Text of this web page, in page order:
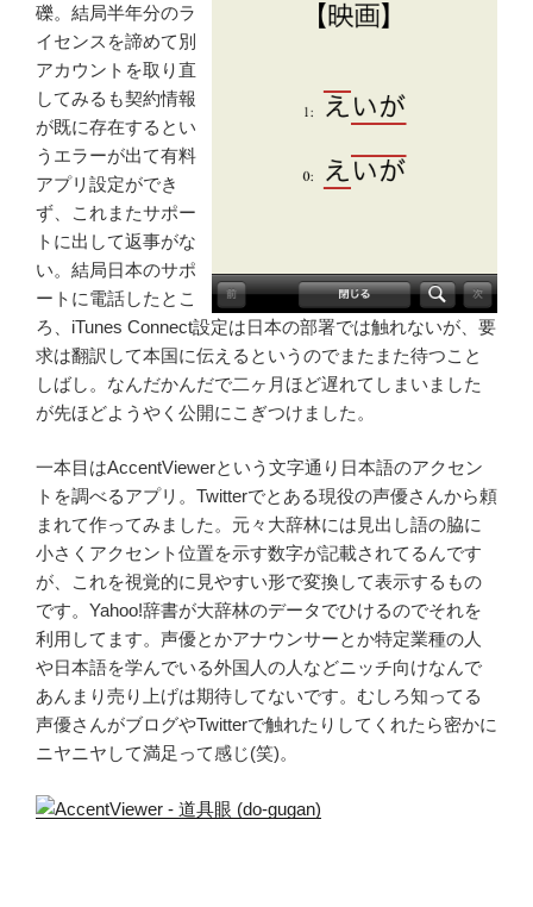
礫。結局半年分のラ
イセンスを諦めて別
アカウントを取り直
してみるも契約情報
が既に存在するとい
うエラーが出て有料
アプリ設定ができ
ず、これまたサポー
トに出して返事がな
い。結局日本のサポ
ートに電話したとこ
ろ、iTunes Connect設定は日本の部署では触れないが、要
求は翻訳して本国に伝えるというのでまたまた待つこと
しばし。なんだかんだで二ヶ月ほど遅れてしまいました
が先ほどようやく公開にこぎつけました。
一本目はAccentViewerという文字通り日本語のアクセン
トを調べるアプリ。Twitterでとある現役の声優さんから頼
まれて作ってみました。元々大辞林には見出し語の脇に
小さくアクセント位置を示す数字が記載されてるんです
が、これを視覚的に見やすい形で変換して表示するもの
です。Yahoo!辞書が大辞林のデータでひけるのでそれを
利用してます。声優とかアナウンサーとか特定業種の人
や日本語を学んでいる外国人の人などニッチ向けなんで
あんまり売り上げは期待してないです。むしろ知ってる
声優さんがブログやTwitterで触れたりしてくれたら密かに
ニヤニヤして満足って感じ(笑)。